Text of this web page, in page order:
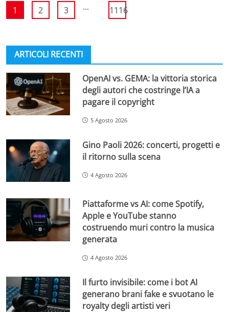
1 2 3 ... 1116
ARTICOLI RECENTI
OpenAI vs. GEMA: la vittoria storica
degli autori che costringe l’IA a
pagare il copyright
5 Agosto 2026
Gino Paoli 2026: concerti, progetti e
il ritorno sulla scena
4 Agosto 2026
Piattaforme vs AI: come Spotify,
Apple e YouTube stanno
costruendo muri contro la musica
generata
4 Agosto 2026
Il furto invisibile: come i bot AI
generano brani fake e svuotano le
royalty degli artisti veri